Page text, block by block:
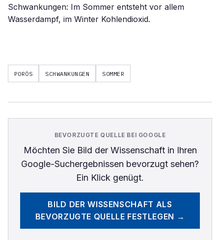
Schwankungen: Im Sommer entsteht vor allem
Wasserdampf, im Winter Kohlendioxid.
PORÖS SCHWANKUNGEN SOMMER
BEVORZUGTE QUELLE BEI GOOGLE
Möchten Sie Bild der Wissenschaftin Ihren
Google-Suchergebnissen bevorzugt sehen?
Ein Klick genügt.
BILD DER WISSENSCHAFT ALS
BEVORZUGTE QUELLE FESTLEGEN →